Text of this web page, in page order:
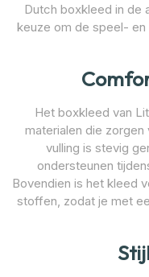
Dutch boxkleed in de
keuze om de speel- en
Het boxkleed van
materialen die
vulling is stevig
ondersteunen
Bovendien is het kleed
stoffen, zodat je met